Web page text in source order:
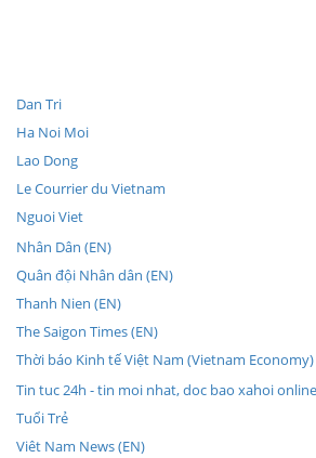
Dan Tri
Ha Noi Moi
Lao Dong
Le Courrier du Vietnam
Nguoi Viet
Nhân Dân (EN)
Quân đội Nhân dân (EN)
Thanh Nien (EN)
The Saigon Times (EN)
Thời báo Kinh tế Việt Nam (Vietnam Economy)
Tin tuc 24h - tin moi nhat, doc bao xahoi online
Tuổi Trẻ
Viêt Nam News (EN)